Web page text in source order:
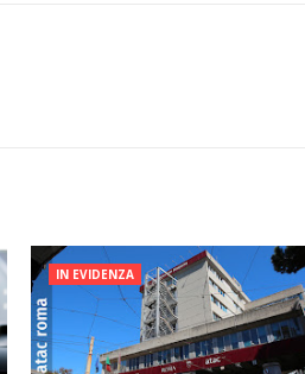
IN EVIDENZA